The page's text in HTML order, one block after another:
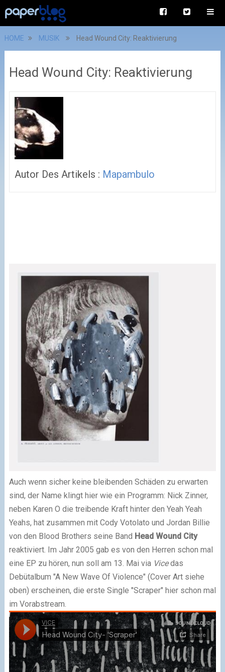
HOME MUSIK Head Wound City: Reaktivierung
Head Wound City: Reaktivierung
Autor Des Artikels : Mapambulo
Auch wenn sicher keine bleibenden Schäden zu erwarten
sind, der Name klingt hier wie ein Programm: Nick Zinner,
neben Karen O die treibende Kraft hinter den Yeah Yeah
Yeahs, hat zusammen mit Cody Votolato und Jordan Billie
von den Blood Brothers seine Band Head Wound City
reaktiviert. Im Jahr 2005 gab es von den Herren schon mal
eine EP zu hören, nun soll am 13. Mai via Vicedas
Debütalbum "A New Wave Of Violence" (Cover Art siehe
oben) erscheinen, die erste Single "Scraper" hier schon mal
im Vorabstream.